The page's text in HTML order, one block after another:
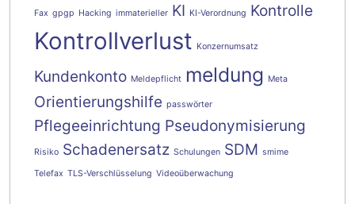
Fax gpgp Hacking immaterieller KI KI-Verordnung Kontrolle
Kontrollverlust Konzernumsatz
Kundenkonto Meldepflicht meldung Meta
Orientierungshilfe passwörter
Pflegeeinrichtung Pseudonymisierung
Risiko Schadenersatz Schulungen SDM smime
Telefax TLS-Verschlüsselung Videoüberwachung